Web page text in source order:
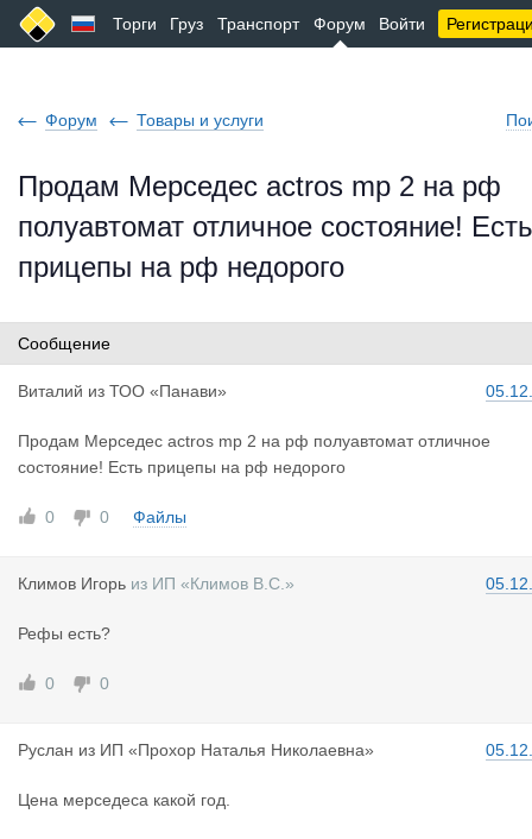
Торги Груз Транспорт Форум Войти
Форум Товары и услуги
Продам Мерседес actros mp 2 на рф
полуавтомат отличное состояние! Есть
прицепы на рф недорого
Сообщение
Виталий из ТОО «Панави»
Продам Мерседес actros mp 2 на рф полуавтомат отличное
состояние! Есть прицепы на рф недорого
0 0 Файлы
Климов Игорь из ИП «Климов В.С.»
Рефы есть?
0 0
Руслан из ИП «Прохор Наталья Николаевна»
Цена мерседеса какой год.